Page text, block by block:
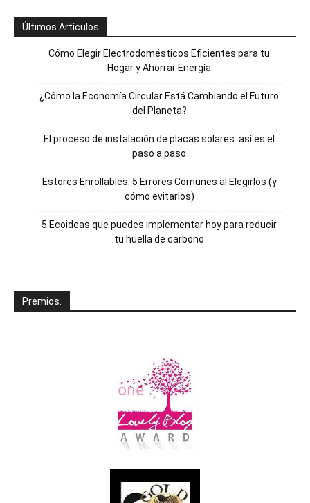
Últimos Artículos
Cómo Elegir Electrodomésticos Eficientes para tu
Hogar y Ahorrar Energía
¿Cómo la Economía Circular Está Cambiando el Futuro
del Planeta?
El proceso de instalación de placas solares: así es el
paso a paso
Estores Enrollables: 5 Errores Comunes al Elegirlos (y
cómo evitarlos)
5 Ecoideas que puedes implementar hoy para reducir
tu huella de carbono
Premios.